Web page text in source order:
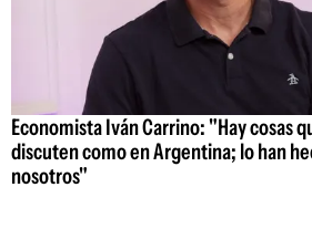
Economista Iván Carrino: "Hay cosas
discuten como en Argentina; lo han
nosotros"